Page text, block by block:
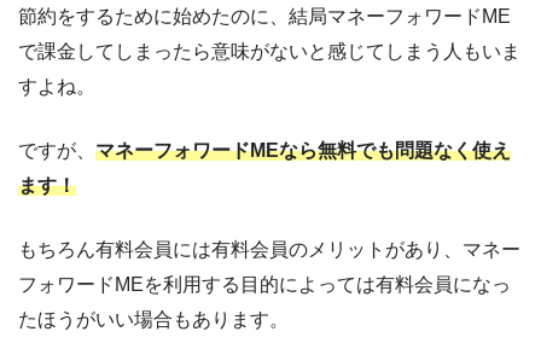
家計資産レポート × ○
負債内訳・推移グラフ × ○
節約をするために始めたのに、結局マネーフォワードME
で課金してしまったら意味がないと感じてしまう人もいま
すよね。
ですが、 マネーフォワードMEなら無料でも問題なく使え
ます！
もちろん有料会員には有料会員のメリットがあり、マネー
フォワードMEを利用する目的によっては有料会員になっ
たほうがいい場合もあります。